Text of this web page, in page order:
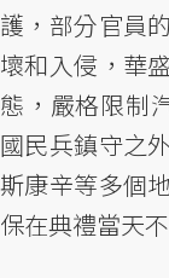
護，部分官員
壞和入侵，華
態，嚴格限制
國民兵鎮守之
斯康辛等多個
保在典禮當天